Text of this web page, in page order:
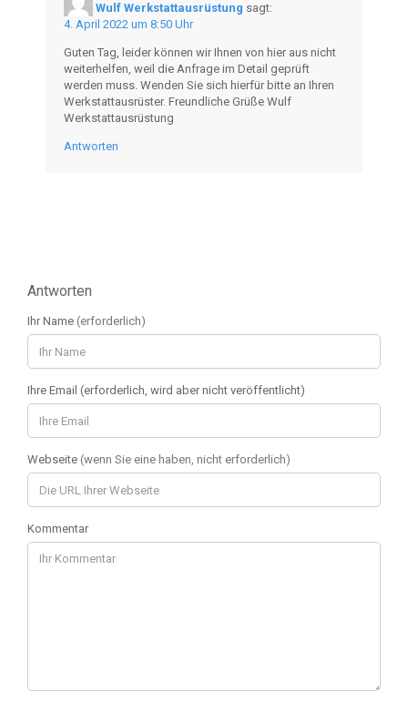
Wulf Werkstattausrüstung sagt:
4. April 2022 um 8:50 Uhr
Guten Tag, leider können wir Ihnen von hier aus nicht
weiterhelfen, weil die Anfrage im Detail geprüft
werden muss. Wenden Sie sich hierfür bitte an Ihren
Werkstattausrüster. Freundliche Grüße Wulf
Werkstattausrüstung
Antworten
Antworten
Ihr Name (erforderlich)
Ihre Email (erforderlich, wird aber nicht veröffentlicht)
Webseite (wenn Sie eine haben, nicht erforderlich)
Kommentar